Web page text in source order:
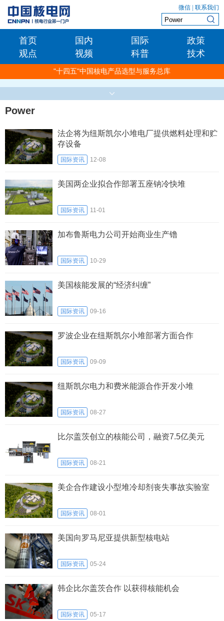
微信 联系我们
首页 国内 国际
政策
观点
视频 科普 技术
"十四五"中国核电产品选型与服务总库
Power
法企将为纽斯凯尔小堆电厂提供燃料处理和贮
存设备
国际资讯 12-08
美国两企业拟合作部署五座钠冷快堆
国际资讯 11-01
加布鲁斯电力公司开始商业生产镥
国际资讯 10-29
美国核能发展的“经济纠缠”
国际资讯 09-16
罗波企业在纽斯凯尔小堆部署方面合作
国际资讯 09-09
纽斯凯尔电力和费米能源合作开发小堆
国际资讯 08-27
比尔盖茨创立的核能公司，融资7.5亿美元
国际资讯 08-21
美企合作建设小型堆冷却剂丧失事故实验室
国际资讯 08-01
美国向罗马尼亚提供新型核电站
国际资讯 05-24
韩企比尔盖茨合作 以获得核能机会
国际资讯 05-17